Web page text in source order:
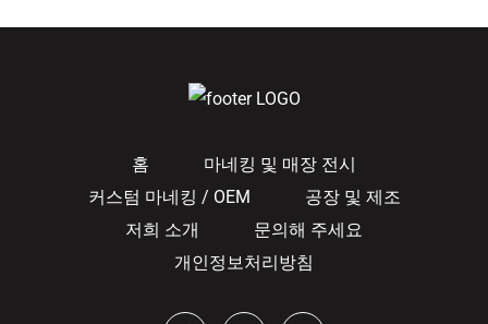
홈
마네킹 및 매장 전시
커스텀 마네킹 / OEM
공장 및 제조
저희 소개
문의해 주세요
개인정보처리방침